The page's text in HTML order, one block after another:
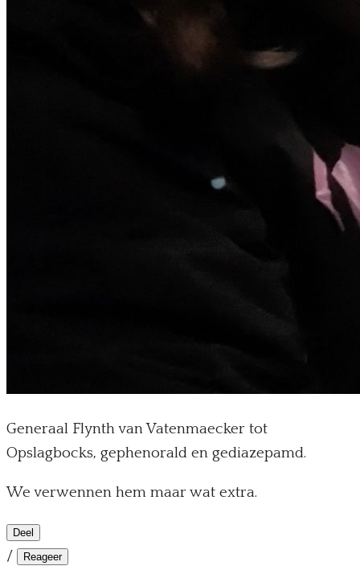
Generaal Flynth van Vatenmaecker tot
Opslagbocks, gephenorald en gediazepamd.
We verwennen hem maar wat extra.
Deel
/ Reageer